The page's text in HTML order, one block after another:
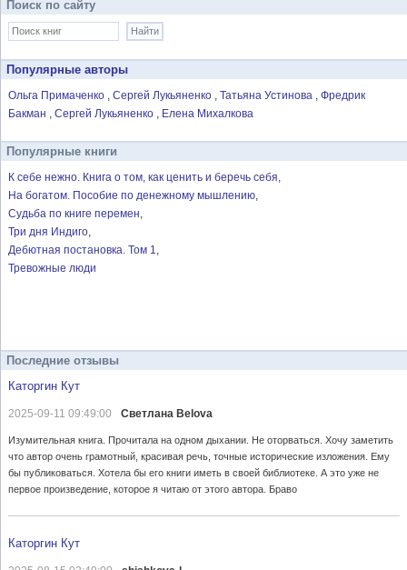
Поиск по сайту
Популярные авторы
Ольга Примаченко Сергей Лукьяненко Татьяна Устинова
Фредрик
Бакман
Сергей Лукьяненко Елена Михалкова
Популярные книги
К себе нежно. Книга о том, как ценить и беречь себя
На богатом. Пособие по денежному мышлению
Судьба по книге перемен
Три дня Индиго
Дебютная постановка. Том 1
Тревожные люди
Последние отзывы
Каторгин Кут
2025-09-11 09:49:00 Светлана Belova
Изумительная книга. Прочитала на одном дыхании. Не оторваться. Хочу заметить
что автор очень грамотный, красивая речь, точные исторические изложения. Ему
бы публиковаться. Хотела бы его книги иметь в своей библиотеке. А это уже не
первое произведение, которое я читаю от этого автора. Браво
Каторгин Кут